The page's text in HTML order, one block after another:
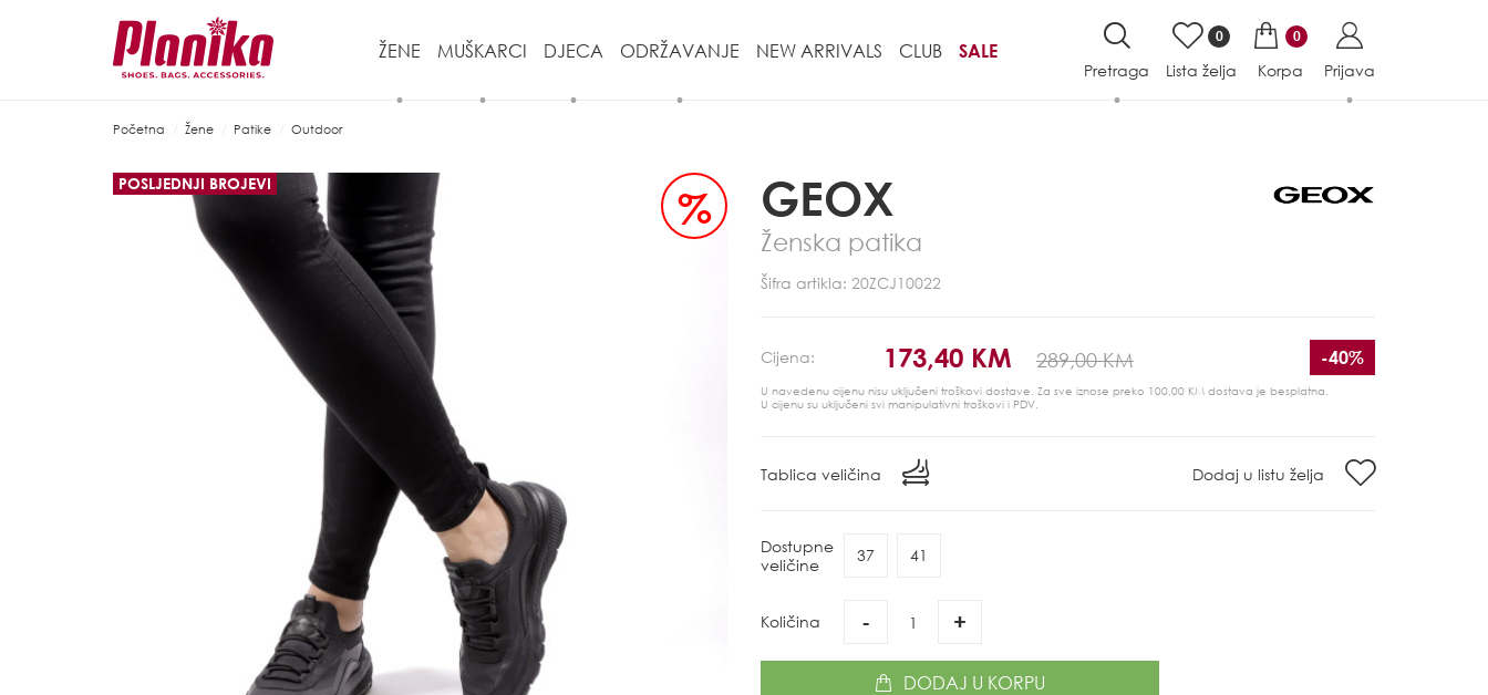
ŽENE MUŠKARCI DJECA ODRŽAVANJE NEW ARRIVALS CLUB SALE
Pretraga
0
Lista želja
0
Korpa Prijava
Početna Žene Patike Outdoor
%
POSLJEDNJI BROJEVI GEOX
Ženska patika
Šifra artikla: 20ZCJ10022
Cijena: 173,40 KM 289,00 KM -40%
U navedenu cijenu nisu uključeni troškovi dostave. Za sve iznose preko 100,00 KM dostava je besplatna.
U cijenu su uključeni svi manipulativni troškovi i PDV.
Tablica veličina Dodaj u listu želja
Dostupne
veličine
37 41
Količina - +
DODAJ U KORPU